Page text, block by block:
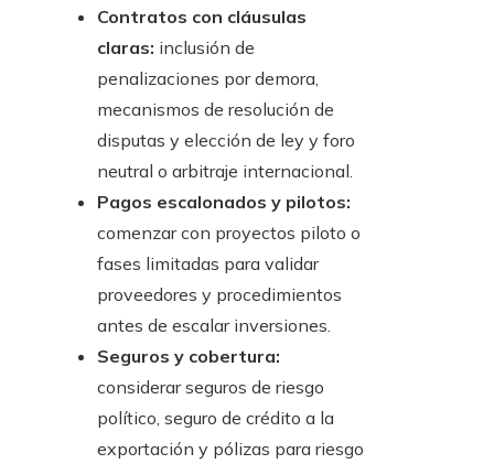
Contratos con cláusulas
claras: inclusión de
penalizaciones por demora,
mecanismos de resolución de
disputas y elección de ley y foro
neutral o arbitraje internacional.
Pagos escalonados y pilotos:
comenzar con proyectos piloto o
fases limitadas para validar
proveedores y procedimientos
antes de escalar inversiones.
Seguros y cobertura:
considerar seguros de riesgo
político, seguro de crédito a la
exportación y pólizas para riesgo